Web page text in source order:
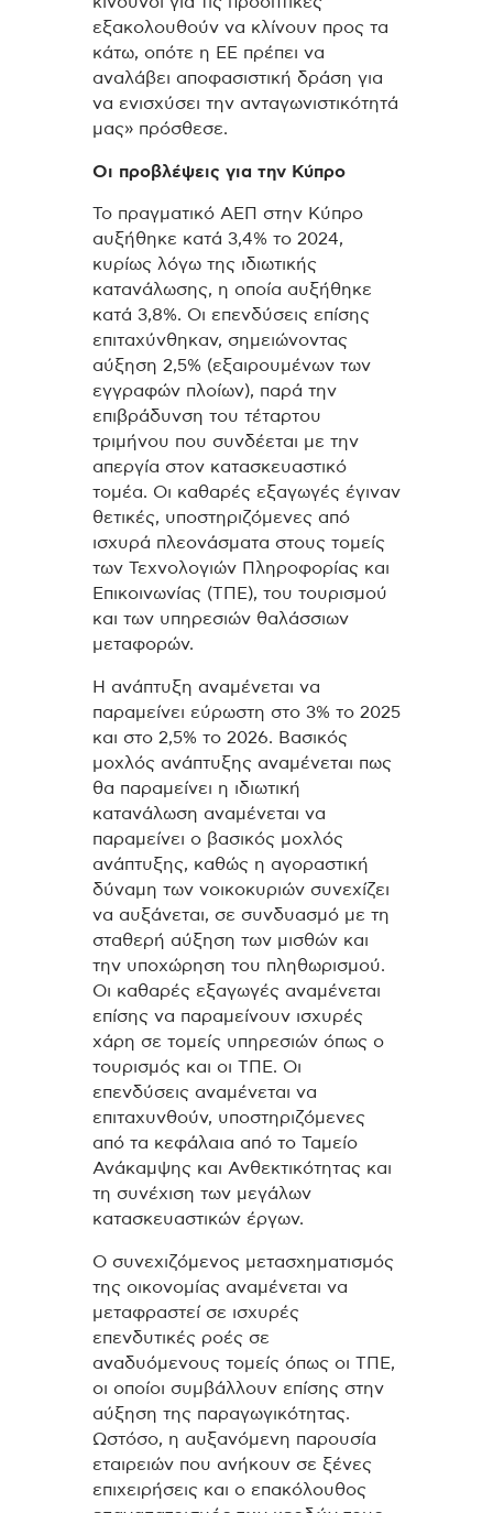
εξακολουθούν να κλίνουν προς τα
κάτω, οπότε η ΕΕ πρέπει να
αναλάβει αποφασιστική δράση για
να ενισχύσει την ανταγωνιστικότητά
μας» πρόσθεσε.
Οι προβλέψεις για την Κύπρο
Το πραγματικό ΑΕΠ στην Κύπρο
αυξήθηκε κατά 3,4% το 2024,
κυρίως λόγω της ιδιωτικής
κατανάλωσης, η οποία αυξήθηκε
κατά 3,8%. Οι επενδύσεις επίσης
επιταχύνθηκαν, σημειώνοντας
αύξηση 2,5% (εξαιρουμένων των
εγγραφών πλοίων), παρά την
επιβράδυνση του τέταρτου
τριμήνου που συνδέεται με την
απεργία στον κατασκευαστικό
τομέα. Οι καθαρές εξαγωγές έγιναν
θετικές, υποστηριζόμενες από
ισχυρά πλεονάσματα στους τομείς
των Τεχνολογιών Πληροφορίας και
Επικοινωνίας (ΤΠΕ), του τουρισμού
και των υπηρεσιών θαλάσσιων
μεταφορών.
Η ανάπτυξη αναμένεται να
παραμείνει εύρωστη στο 3% το 2025
και στο 2,5% το 2026. Βασικός
μοχλός ανάπτυξης αναμένεται πως
θα παραμείνει η ιδιωτική
κατανάλωση αναμένεται να
παραμείνει ο βασικός μοχλός
ανάπτυξης, καθώς η αγοραστική
δύναμη των νοικοκυριών συνεχίζει
να αυξάνεται, σε συνδυασμό με τη
σταθερή αύξηση των μισθών και
την υποχώρηση του πληθωρισμού.
Οι καθαρές εξαγωγές αναμένεται
επίσης να παραμείνουν ισχυρές
χάρη σε τομείς υπηρεσιών όπως ο
τουρισμός και οι ΤΠΕ. Οι
επενδύσεις αναμένεται να
επιταχυνθούν, υποστηριζόμενες
από τα κεφάλαια από το Ταμείο
Ανάκαμψης και Ανθεκτικότητας και
τη συνέχιση των μεγάλων
κατασκευαστικών έργων.
Ο συνεχιζόμενος μετασχηματισμός
της οικονομίας αναμένεται να
μεταφραστεί σε ισχυρές
επενδυτικές ροές σε
αναδυόμενους τομείς όπως οι ΤΠΕ,
οι οποίοι συμβάλλουν επίσης στην
αύξηση της παραγωγικότητας.
Ωστόσο, η αυξανόμενη παρουσία
εταιρειών που ανήκουν σε ξένες
επιχειρήσεις και ο επακόλουθος